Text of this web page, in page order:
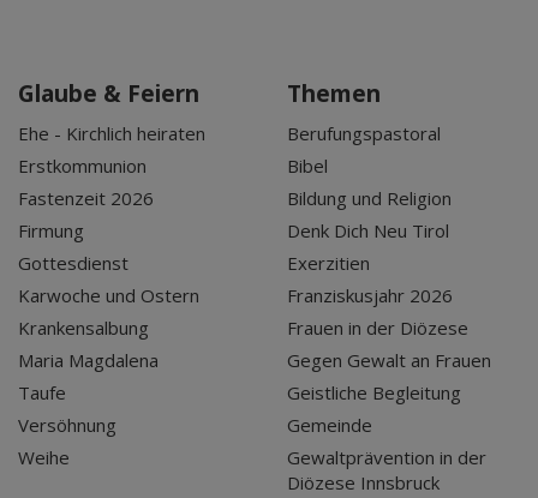
Glaube & Feiern
Ehe - Kirchlich heiraten
Erstkommunion
Fastenzeit 2026
Firmung
Gottesdienst
Karwoche und Ostern
Krankensalbung
Maria Magdalena
Taufe
Versöhnung
Weihe
Themen
Berufungspastoral
Bibel
Bildung und Religion
Denk Dich Neu Tirol
Exerzitien
Franziskusjahr 2026
Frauen in der Diözese
Gegen Gewalt an Frauen
Geistliche Begleitung
Gemeinde
Gewaltprävention in der
Diözese Innsbruck